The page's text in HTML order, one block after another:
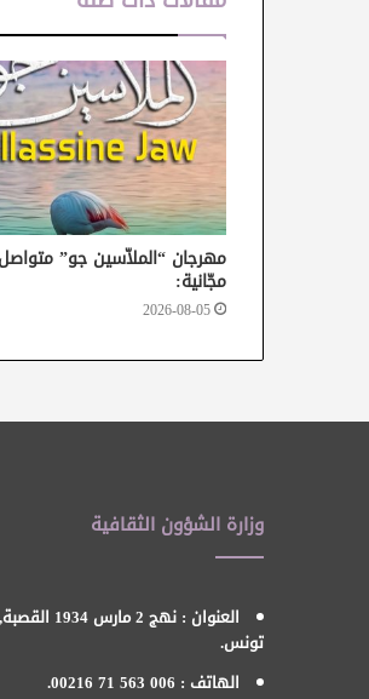
مهرجان “الملاّسين جو”
مجّانية:
2026-08-05
وزارة الشؤون الثقافية
تونس.
الهاتف : 006 563 71 00216.